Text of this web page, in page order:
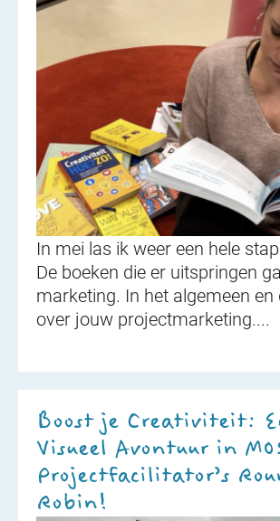
In mei las ik weer een hele
De boeken die er uitspringen
marketing. In het algemeen en
over jouw projectmarketing....
Boost je Creativiteit:
Visueel Avontuur in
Projectfacilitator’s
Robin!